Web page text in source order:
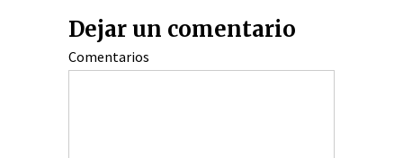
Dejar un comentario
Comentarios